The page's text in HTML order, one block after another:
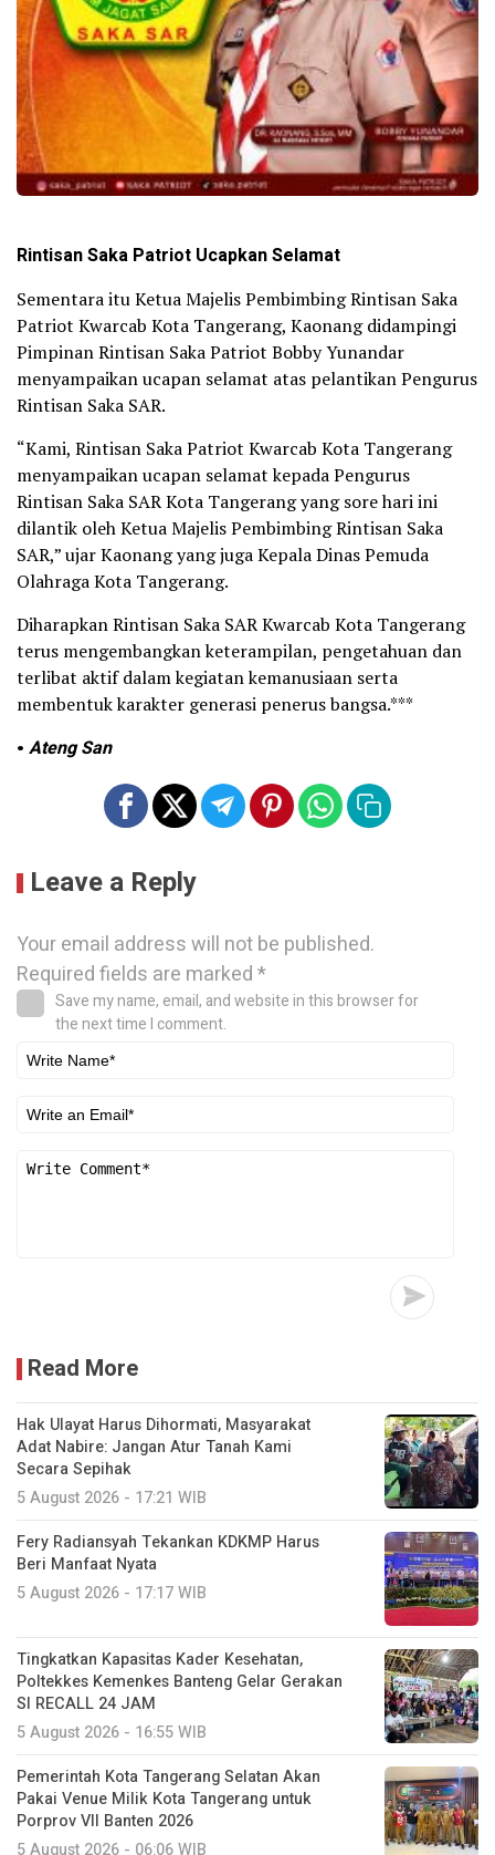
Rintisan Saka Patriot Ucapkan Selamat
Sementara itu Ketua Majelis Pembimbing Rintisan Saka
Patriot Kwarcab Kota Tangerang, Kaonang didampingi
Pimpinan Rintisan Saka Patriot Bobby Yunandar
menyampaikan ucapan selamat atas pelantikan Pengurus
Rintisan Saka SAR.
“Kami, Rintisan Saka Patriot Kwarcab Kota Tangerang
menyampaikan ucapan selamat kepada Pengurus
Rintisan Saka SAR Kota Tangerang yang sore hari ini
dilantik oleh Ketua Majelis Pembimbing Rintisan Saka
SAR,” ujar Kaonang yang juga Kepala Dinas Pemuda
Olahraga Kota Tangerang.
Diharapkan Rintisan Saka SAR Kwarcab Kota Tangerang
terus mengembangkan keterampilan, pengetahuan dan
terlibat aktif dalam kegiatan kemanusiaan serta
membentuk karakter generasi penerus bangsa.***
• Ateng San
Leave a Reply
Your email address will not be published.
Required fields are marked*
Save my name, email, and website in this browser for
the next time I comment.
Read More
Hak Ulayat Harus Dihormati, Masyarakat
Adat Nabire: Jangan Atur Tanah Kami
Secara Sepihak
5 August 2026 - 17:21 WIB
Fery Radiansyah Tekankan KDKMP Harus
Beri Manfaat Nyata
5 August 2026 - 17:17 WIB
Tingkatkan Kapasitas Kader Kesehatan,
Poltekkes Kemenkes Banteng Gelar Gerakan
SI RECALL 24 JAM
5 August 2026 - 16:55 WIB
Pemerintah Kota Tangerang Selatan Akan
Pakai Venue Milik Kota Tangerang untuk
Porprov VII Banten 2026
5 August 2026 - 06:06 WIB